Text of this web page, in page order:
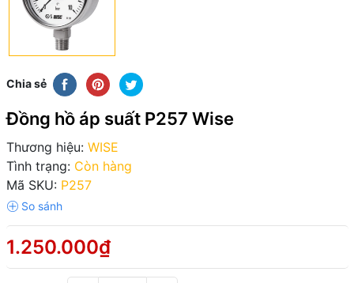
Chia sẻ
Đồng hồ áp suất P257 Wise
Thương hiệu: WISE
Tình trạng: Còn hàng
Mã SKU: P257
1.250.000₫